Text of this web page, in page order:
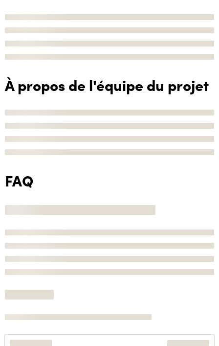
À propos de l'équipe du projet
FAQ